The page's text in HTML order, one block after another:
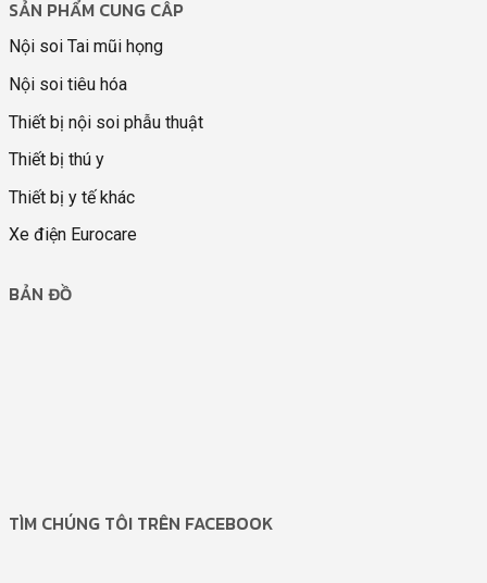
SẢN PHẨM CUNG CÂP
Nội soi Tai mũi họng
Nội soi tiêu hóa
Thiết bị nội soi phẫu thuật
Thiết bị thú y
Thiết bị y tế khác
Xe điện Eurocare
BẢN ĐỒ
TÌM CHÚNG TÔI TRÊN FACEBOOK